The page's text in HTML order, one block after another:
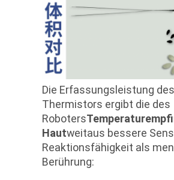
Die Erfassungsleistung
Thermistors ergibt die des
Roboters
Hautweitaus bessere
Reaktionsfähigkeit als
Berührung: